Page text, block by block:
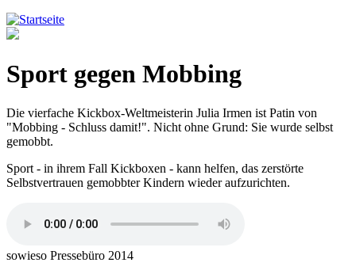
Jump to navigation
Sport gegen Mobbing
Die vierfache Kickbox-Weltmeisterin Julia Irmen ist Patin von
"Mobbing - Schluss damit!". Nicht ohne Grund: Sie wurde selbst
gemobbt.
Sport - in ihrem Fall Kickboxen - kann helfen, das zerstörte
Selbstvertrauen gemobbter Kindern wieder aufzurichten.
sowieso Pressebüro 2014